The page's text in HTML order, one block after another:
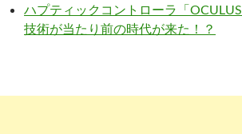
ハプティックコントローラ「
技術が当たり前の時代が来た！？